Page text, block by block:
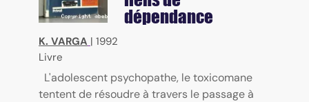
dépendance
K. VARGA | 1992
Livre
L'adolescent psychopathe, le toxicomane
tentent de résoudre à travers le passage à